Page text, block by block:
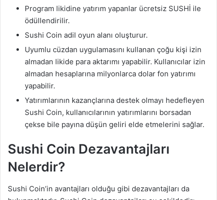
Program likidine yatırım yapanlar ücretsiz SUSHİ ile
ödüllendirilir.
Sushi Coin adil oyun alanı oluşturur.
Uyumlu cüzdan uygulamasını kullanan çoğu kişi izin
almadan likide para aktarımı yapabilir. Kullanıcılar izin
almadan hesaplarına milyonlarca dolar fon yatırımı
yapabilir.
Yatırımlarının kazançlarına destek olmayı hedefleyen
Sushi Coin, kullanıcılarının yatırımlarını borsadan
çekse bile payına düşün geliri elde etmelerini sağlar.
Sushi Coin Dezavantajları
Nelerdir?
Sushi Coin’in avantajları olduğu gibi dezavantajları da